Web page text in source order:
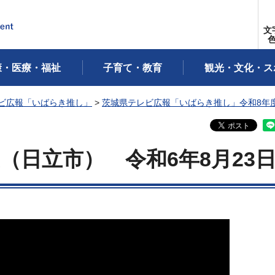
文
・医療・福祉 子育て・教育 観光・文化・
広報「いばらき推し」 > 茨城県テレビ広報「いばらき推し」令和8年
日立市） 令和6年8月23